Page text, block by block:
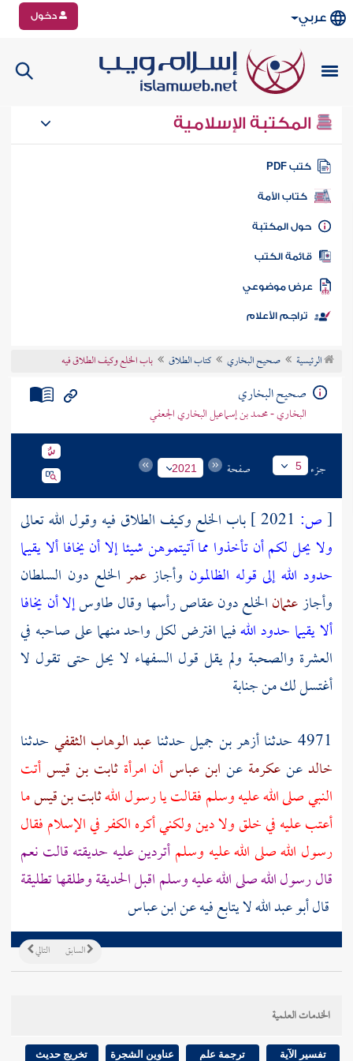
عربي دخول
المكتبة الإسلامية
كتب PDF
كتاب الأمة
المكتبة
الكتب
موضوعي
تراجم الأعلام
الرئيسية صحيح البخاري كتاب الطلاق باب الخلع وكيف الطلاق فيه
صحيح البخاري
البخاري - محمد بن إسماعيل البخاري الجعفي
جزء 5 صفحة 2021
[ص:
باب الخلع وكيف الطلاق فيه وقول الله تعالى
ولا يحل لكم أن تأخذوا مما آتيتموهن شيئا إلا أن يخافا ألا يقيما
حدود الله إلى قوله الظالمون وأجاز عمر الخلع دون السلطان
وأجازعثمانالخلع دون عقاص رأسها وقال طاوسإلا أن يخافا
ألا يقيما حدود اللهفيما افترض لكل واحد منهما على صاحبه في
العشرة والصحبة ولم يقل قول السفهاء لا يحل حتى تقول لا
أغتسل لك من جنابة
4971 حدثنا
أزهر بن جميلحدثنا عبد الوهاب الثقفي حدثنا
خالدعنعكرمةعن ابن عباس أن امرأة ثابت بن قيسأتت
النبي صلى الله عليه وسلم فقالت يا رسول اللهثابت بن قيسما
أعتب عليه في خلق ولا دين ولكني أكره الكفر في الإسلام فقال
رسول الله صلى الله عليه وسلمأتردين عليه حديقته قالت نعم
قال رسول الله صلى الله عليه وسلم اقبل الحديقة وطلقها تطليقة
قال أبو عبد الله لا يتابع فيه عنابن عباس
التالي السابق
الخدمات العلمية
تفسير الآية ترجمة علم عناوين الشجرة تخريج حديث